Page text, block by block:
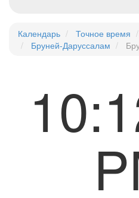
Календарь Точное время
Бруней-Даруссалам